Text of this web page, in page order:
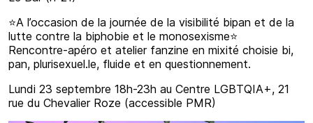
⭐️A l’occasion de la journée de la visibilité bipan et de la
lutte contre la biphobie et le monosexisme⭐️
Rencontre-apéro et atelier fanzine en mixité choisie bi,
pan, plurisexuel.le, fluide et en questionnement.
Lundi 23 septembre 18h-23h au Centre LGBTQIA+, 21
rue du Chevalier Roze (accessible PMR)